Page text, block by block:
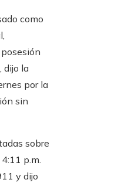
como
dijo la
por la
sin
sobre
p.m.
y dijo